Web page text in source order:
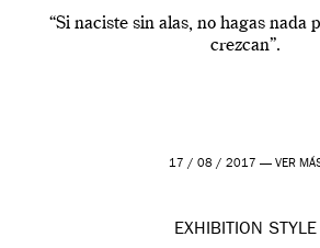
“Si naciste sin alas, no hagas nada
crezcan”.
17 / 08 / 2017 — VER
EXHIBITION STYLE